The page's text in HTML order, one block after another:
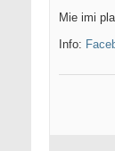
Mie imi
Info: